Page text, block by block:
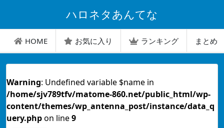
ハロネタあんてな
HOME お気に入り ランキング まとめ
Warning: Undefined variable $name in
/home/sjv789tfv/matome-860.net/public_html/wp-
content/themes/wp_antenna_post/instance/data_q
uery.phpon line9